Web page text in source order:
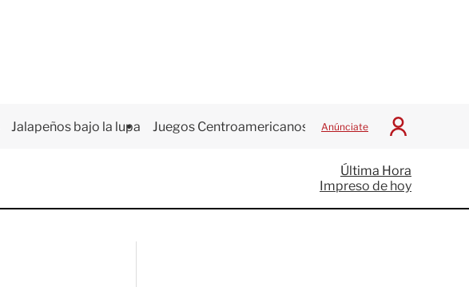
Jalapeños bajo la lupa Juegos Centroamericanos Anúnciate
I
c
i
a
Última Hora
Impreso de hoy